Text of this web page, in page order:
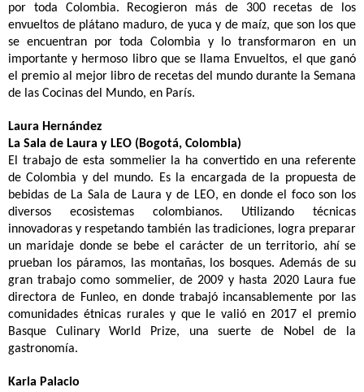
por toda Colombia. Recogieron más de 300 recetas de los
envueltos de plátano maduro, de yuca y de maíz, que son los que
se encuentran por toda Colombia y lo transformaron en un
importante y hermoso libro que se llama Envueltos, el que ganó
el premio al mejor libro de recetas del mundo durante la Semana
de las Cocinas del Mundo, en París.
Laura Hernández
La Sala de Laura y LEO (Bogotá, Colombia)
El trabajo de esta sommelier la ha convertido en una referente
de Colombia y del mundo. Es la encargada de la propuesta de
bebidas de La Sala de Laura y de LEO, en donde el foco son los
diversos ecosistemas colombianos. Utilizando técnicas
innovadoras y respetando también las tradiciones, logra preparar
un maridaje donde se bebe el carácter de un territorio, ahí se
prueban los páramos, las montañas, los bosques. Además de su
gran trabajo como sommelier, de 2009 y hasta 2020 Laura fue
directora de Funleo, en donde trabajó incansablemente por las
comunidades étnicas rurales y que le valió en 2017 el premio
Basque Culinary World Prize, una suerte de Nobel de la
gastronomía.
Karla Palacio